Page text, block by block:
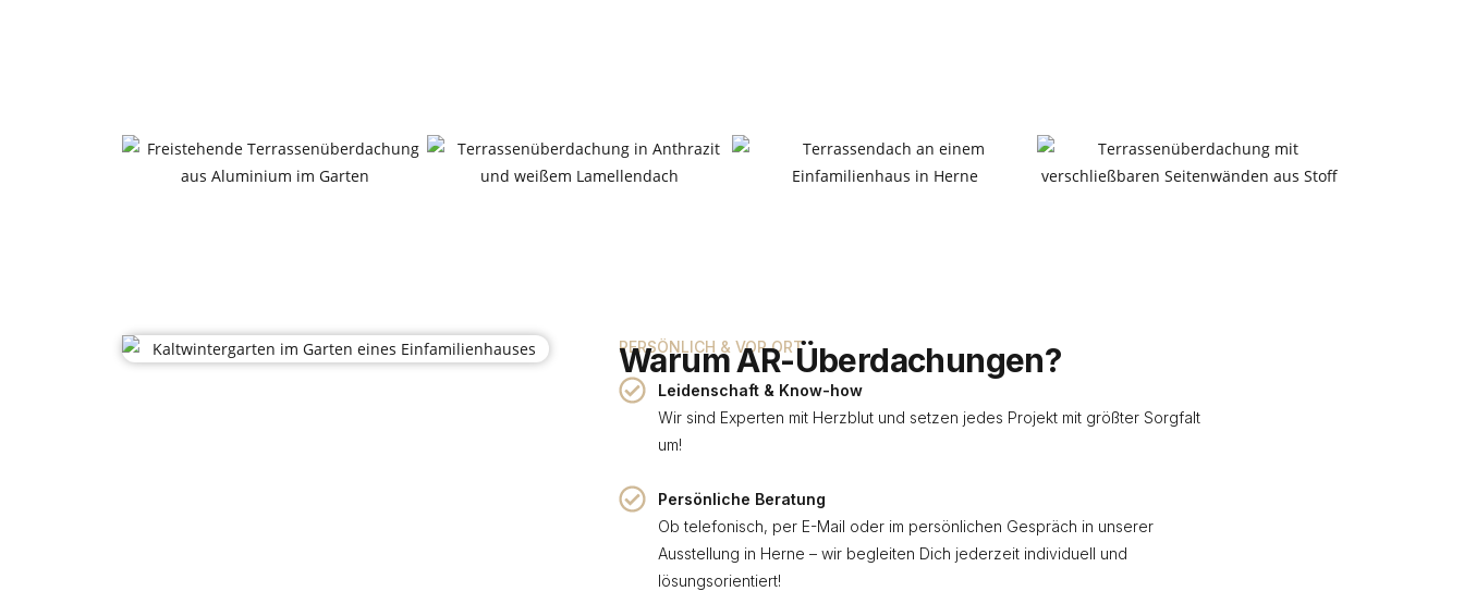
PERSÖNLICH & VOR ORT
Warum AR-Überdachungen?
Leidenschaft & Know-how
Wir sind Experten mit Herzblut und setzen jedes Projekt mit größter Sorgfalt
um!
Persönliche Beratung
Ob telefonisch, per E-Mail oder im persönlichen Gespräch in unserer
Ausstellung in Herne – wir begleiten Dich jederzeit individuell und
lösungsorientiert!